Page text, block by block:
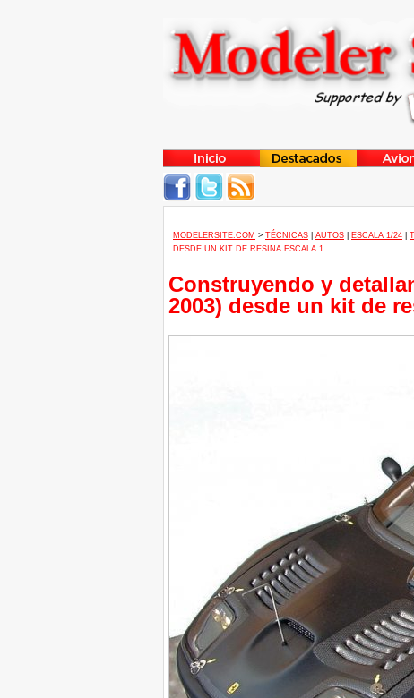
MODELERSITE.COM > TÉCNICAS AUTOS ESCALA 1/24
DESDE UN KIT DE RESINA ESCALA 1...
Construyendo y
2003) desde un kit de